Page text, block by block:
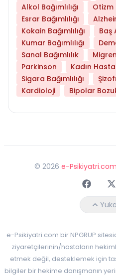
Alkol Bağımlılığı
Otizm
Esrar Bağımlılığı
Kokain Bağımlılığı
Baş
Kumar Bağımlılığı
Sanal Bağımlılık
Migren
Parkinson
Kadın
Sigara Bağımlılığı
Kardioloji
Bipolar
© 2026 e-Psikiyatri.com
e-Psikiyatri.com bir NPGRUP
ziyaretçilerinin/hastaların
etmek değil, desteklemek için
bilgiler bir hekime danışmanın